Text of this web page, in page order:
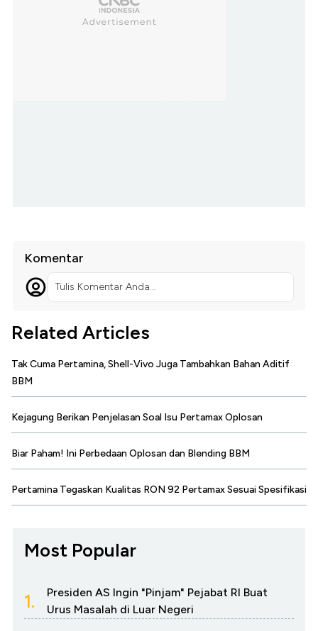
Komentar
Tulis Komentar Anda...
Related Articles
Tak Cuma Pertamina, Shell-Vivo Juga Tambahkan Bahan Aditif
BBM
Kejagung Berikan Penjelasan Soal Isu Pertamax Oplosan
Biar Paham! Ini Perbedaan Oplosan dan Blending BBM
Pertamina Tegaskan Kualitas RON 92 Pertamax Sesuai Spesifikasi
Most Popular
1.
Presiden AS Ingin "Pinjam" Pejabat RI Buat
Urus Masalah di Luar Negeri